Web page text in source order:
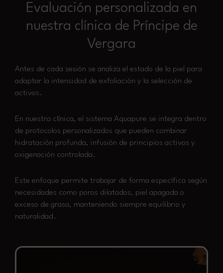
Evaluación personalizada en
nuestra clínica de Príncipe de
Vergara
Antes de cada sesión se analiza el estado de la piel para
adaptar la intensidad de exfoliación y la selección de
activos.
En nuestra clínica, el sistema Aquapure se integra dentro
de protocolos personalizados que pueden combinar
hidratación profunda, infusión de principios activos y
oxigenación controlada.
Este enfoque permite trabajar de forma específica según
necesidades como poros dilatados, piel apagada o
exceso de grasa, manteniendo siempre equilibrio y
naturalidad.